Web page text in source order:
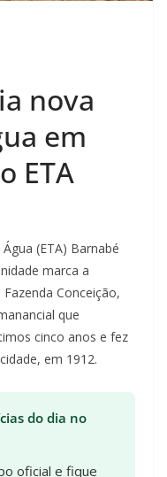
nova
em
ETA
(ETA) Barnabé
marca a
Conceição,
que
cinco anos e fez
em 1912.
do dia no
oficial e fique